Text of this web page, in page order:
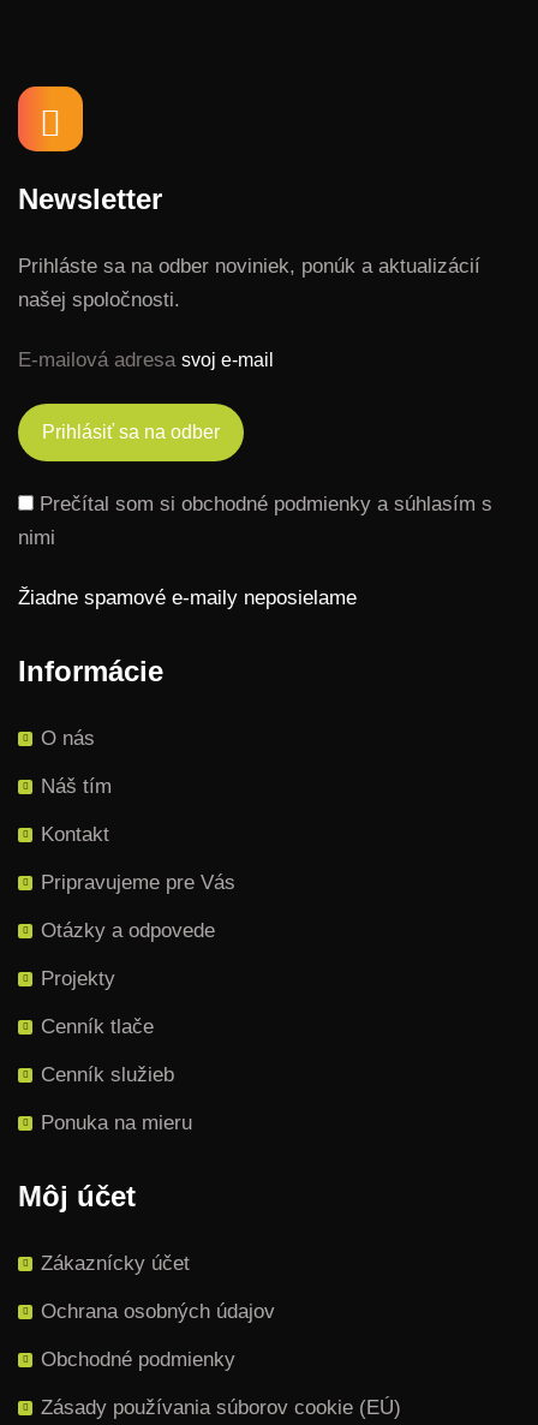
Newsletter
Prihláste sa na odber noviniek, ponúk a aktualizácií
našej spoločnosti.
E-mailová adresa
Prečítal som si obchodné podmienky a súhlasím s
nimi
Žiadne spamové e-maily neposielame
Informácie
O nás
Náš tím
Kontakt
Pripravujeme pre Vás
Otázky a odpovede
Projekty
Cenník tlače
Cenník služieb
Ponuka na mieru
Môj účet
Zákaznícky účet
Ochrana osobných údajov
Obchodné podmienky
Zásady používania súborov cookie (EÚ)